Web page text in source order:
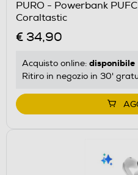
PURO - Powerbank
Coraltastic
€ 34,90
Acquisto online: disponibile
Ritiro in negozio in 30'